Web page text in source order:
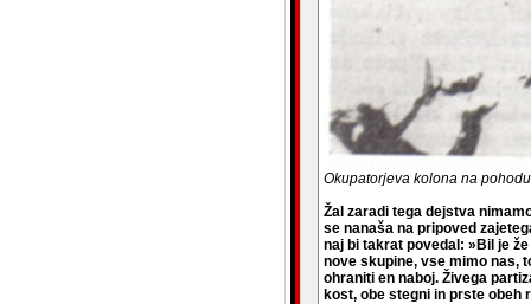
Okupatorjeva kolona na
Žal zaradi tega dejstva
se nanaša na pripoved
naj bi takrat povedal: »Bil je
nove skupine, vse mimo nas,
ohraniti en naboj. Živega
kost, obe stegni in prste obeh